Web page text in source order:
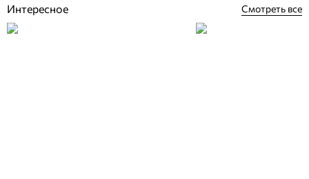
Интересное Смотреть все